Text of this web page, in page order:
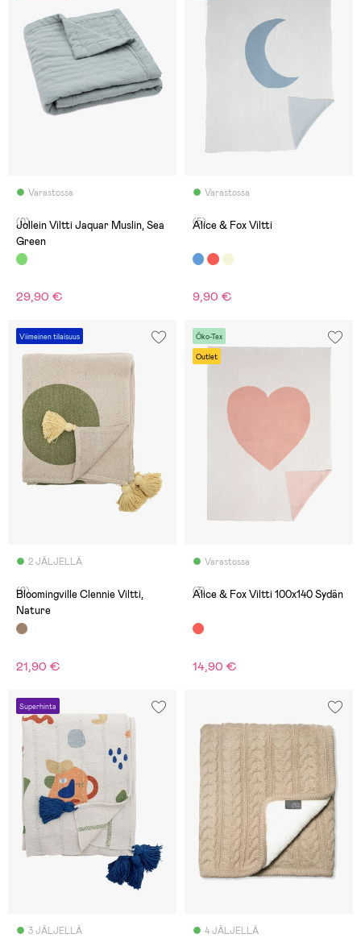
Varastossa
(0)
Jollein Viltti Jaquar Muslin, Sea
Green
29,90 €
Varastossa
(5)
Alice & Fox Viltti
9,90 €
Viimeinen tilaisuus
2 JÄLJELLÄ
(0)
Bloomingville Clennie Viltti,
Nature
21,90 €
Öko-Tex
Outlet
Varastossa
(3)
Alice & Fox Viltti 100x140 Sydän
14,90 €
Superhinta
3 JÄLJELLÄ 4 JÄLJELLÄ